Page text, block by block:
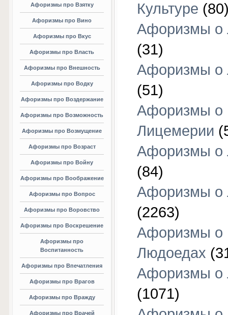
Афоризмы про Взятку
Афоризмы про Вино
Афоризмы про Вкус
Афоризмы про Власть
Афоризмы про Внешность
Афоризмы про Водку
Афоризмы про Воздержание
Афоризмы про Возможность
Афоризмы про Возмущение
Афоризмы про Возраст
Афоризмы про Войну
Афоризмы про Воображение
Афоризмы про Вопрос
Афоризмы про Воровство
Афоризмы про Воскрешение
Афоризмы про
Воспитанность
Афоризмы про Впечатления
Афоризмы про Врагов
Афоризмы про Вражду
Афоризмы про Врачей
Культуре
Афоризмы о
(31)
Афоризмы о
(51)
Афоризмы о
Лицемерии
Афоризмы о
(84)
Афоризмы о
(2263)
Афоризмы о
Людоедах
Афоризмы о
(1071)